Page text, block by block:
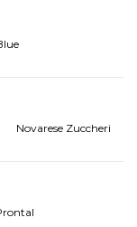
Novarese Zuccheri